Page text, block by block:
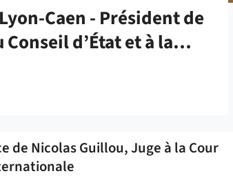
Caen - Président de
Conseil d’État et à la…
de Nicolas Guillou, Juge à la Cour